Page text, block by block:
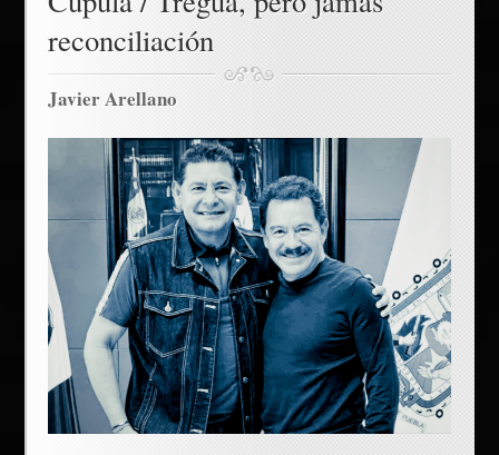
reconciliación
Javier Arellano